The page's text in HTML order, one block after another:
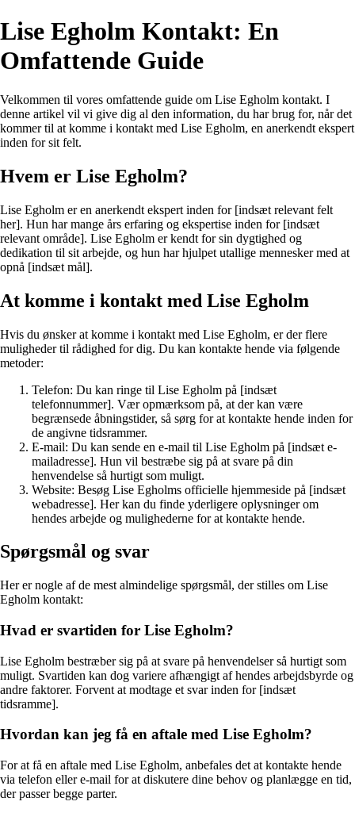
Lise Egholm Kontakt: En
Omfattende Guide
Velkommen til vores omfattende guide om Lise Egholm kontakt. I
denne artikel vil vi give dig al den information, du har brug for, når det
kommer til at komme i kontakt med Lise Egholm, en anerkendt ekspert
inden for sit felt.
Hvem er Lise Egholm?
Lise Egholm er en anerkendt ekspert inden for [indsæt relevant felt
her]. Hun har mange års erfaring og ekspertise inden for [indsæt
relevant område]. Lise Egholm er kendt for sin dygtighed og
dedikation til sit arbejde, og hun har hjulpet utallige mennesker med at
opnå [indsæt mål].
At komme i kontakt med Lise Egholm
Hvis du ønsker at komme i kontakt med Lise Egholm, er der flere
muligheder til rådighed for dig. Du kan kontakte hende via følgende
metoder:
Telefon: Du kan ringe til Lise Egholm på [indsæt
telefonnummer]. Vær opmærksom på, at der kan være
begrænsede åbningstider, så sørg for at kontakte hende inden for
de angivne tidsrammer.
E-mail: Du kan sende en e-mail til Lise Egholm på [indsæt e-
mailadresse]. Hun vil bestræbe sig på at svare på din
henvendelse så hurtigt som muligt.
Website: Besøg Lise Egholms officielle hjemmeside på [indsæt
webadresse]. Her kan du finde yderligere oplysninger om
hendes arbejde og mulighederne for at kontakte hende.
Spørgsmål og svar
Her er nogle af de mest almindelige spørgsmål, der stilles om Lise
Egholm kontakt:
Hvad er svartiden for Lise Egholm?
Lise Egholm bestræber sig på at svare på henvendelser så hurtigt som
muligt. Svartiden kan dog variere afhængigt af hendes arbejdsbyrde og
andre faktorer. Forvent at modtage et svar inden for [indsæt
tidsramme].
Hvordan kan jeg få en aftale med Lise Egholm?
For at få en aftale med Lise Egholm, anbefales det at kontakte hende
via telefon eller e-mail for at diskutere dine behov og planlægge en tid,
der passer begge parter.